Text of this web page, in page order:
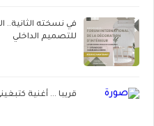
في نسخته الثانية..
للتصميم الداخلي
قريبا ... أغنية